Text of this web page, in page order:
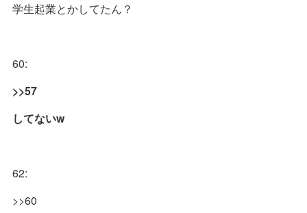
学生起業とかしてたん？
60:
>>57
してないw
62:
>>60